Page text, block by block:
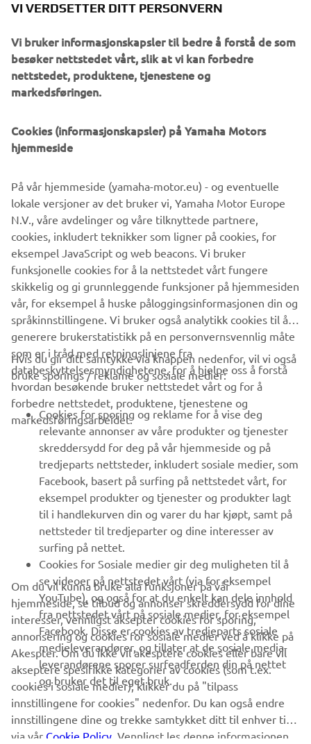
strekker seg langt utenfor MotoGP-miljøet. 14 år i
50 løpseire og fire titler, og har sementert hans plass i
historien som produsentens mest suksessrike fører.
Les mer
Informasjonen og/eller bildene på disse nettsidene kan
aldri brukes til kommersielle eller ikke-kommersielle
formål uten eksplisitt skriftlig samtykke fra Yamaha Motor
Europe N.V. og/eller Yamaha Motor Co., Ltd.
Kjør alltid på en trygg måte, og følg lokale lover og regler.
VIRKSOMHET
B2B
UTFORSK YAMAHA
FAQ & SUPPORT
NYHETSBREV
Vær den første til å lære om de siste tilbudene, spesielle
arrangementer, nye utgivelser og mye mer
ABONNER
Les vår personvernerklæring for å lære hvordan vi behandler dine
personopplysninger:
Retningslinjer for Personvern
Norway (Norwegian)
VI VERDSETTER DITT PERSONVERN
Vi bruker informasjonskapsler til bedre å forstå de som
besøker nettstedet vårt, slik at vi kan forbedre
nettstedet, produktene, tjenestene og
markedsføringen.
Cookies (informasjonskapsler) på Yamaha Motors
hjemmeside
På vår hjemmeside (yamaha-motor.eu) - og eventuelle
lokale versjoner av det bruker vi, Yamaha Motor Europe
N.V., våre avdelinger og våre tilknyttede partnere,
cookies, inkludert teknikker som ligner på cookies, for
eksempel JavaScript og web beacons. Vi bruker
funksjonelle cookies for å la nettstedet vårt fungere
skikkelig og gi grunnleggende funksjoner på hjemmesiden
vår, for eksempel å huske påloggingsinformasjonen din og
språkinnstillingene. Vi bruker også analytikk cookies til å
generere brukerstatistikk på en personvernsvennlig måte
som er i tråd med retningslinjene fra
databeskyttelsesmyndighetene, for å hjelpe oss å forstå
hvordan besøkende bruker nettstedet vårt og for å
forbedre nettstedet, produktene, tjenestene og
markedsføringsarbeidet.
Hvis du gir ditt samtykke via knappen nedenfor, vil vi også
bruke sporings / reklame og sosiale medier:
Cookies for sporing og reklame for å vise deg
relevante annonser av våre produkter og tjenester
skreddersydd for deg på vår hjemmeside og på
tredjeparts nettsteder, inkludert sosiale medier, som
Facebook, basert på surfing på nettstedet vårt, for
eksempel produkter og tjenester og produkter lagt
til i handlekurven din og varer du har kjøpt, samt på
nettsteder til tredjeparter og dine interesser av
surfing på nettet.
Cookies for Sosiale medier gir deg muligheten til å
se videoer på nettstedet vårt (via for eksempel
YouTube), og også for at du enkelt kan dele innhold
fra nettstedet vårt på sosiale medier, for eksempel
Facebook. Disse er cookies av tredjeparts sosiale
medieleverandører, og tillater at de sosiale media-
leverandørene sporer surfeadferden din på nettet
og bruker det til eget bruk.
Om du vil kunna bruke alla funksjoner på vår
hjemmeside, se tilbud og annonser skreddersydd for dine
interesser, vennligst aksepter cookies for sporing,
annonsering og cookies for sosiale medier ved å klikke på
Akespter. Om du ikke vil akesptere cookies eller bare vil
akseptere spesifikke kategorier av cookies (som t.ex.
cookies i sosiale medier), klikker du på "tilpass
innstillingene for cookies" nedenfor. Du kan også endre
innstillingene dine og trekke samtykket ditt til enhver tid
via vår Cookie Policy . Vennligst les denne informasjonen